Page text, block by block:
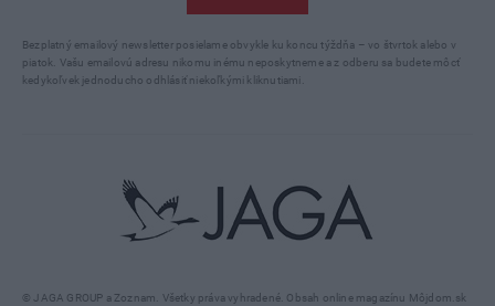
© JAGA GROUP a Zoznam. Všetky práva vyhradené. Obsah online magazínu Môjdom.sk
Bezplatný emailový newsletter posielame obvykle ku koncu týždňa – vo štvrtok alebo v
piatok. Vašu emailovú adresu nikomu inému neposkytneme a z odberu sa budete môcť
kedykoľvek jednoducho odhlásiť niekoľkými kliknutiami.